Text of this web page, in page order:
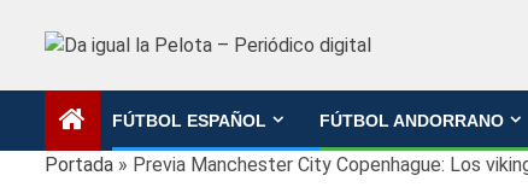
FÚTBOL ESPAÑOL FÚTBOL ANDORRANO
Portada » Previa Manchester City Copenhague: Los